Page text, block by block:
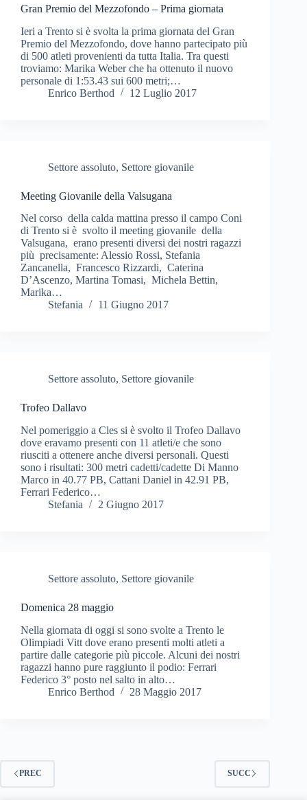
Gran Premio del Mezzofondo – Prima giornata
Ieri a Trento si è svolta la prima giornata del Gran
Premio del Mezzofondo, dove hanno partecipato più
di 500 atleti provenienti da tutta Italia. Tra questi
troviamo: Marika Weber che ha ottenuto il nuovo
personale di 1:53.43 sui 600 metri;…
Enrico Berthod
12 Luglio 2017
Settore assoluto, Settore giovanile
Meeting Giovanile della Valsugana
Nel corso della calda mattina presso il campo Coni
di Trento si è svolto il meeting giovanile della
Valsugana, erano presenti diversi dei nostri ragazzi
più precisamente: Alessio Rossi, Stefania
Zancanella, Francesco Rizzardi, Caterina
D’Ascenzo, Martina Tomasi, Michela Bettin,
Marika…
Stefania
11 Giugno 2017
Settore assoluto, Settore giovanile
Trofeo Dallavo
Nel pomeriggio a Cles si è svolto il Trofeo Dallavo
dove eravamo presenti con 11 atleti/e che sono
riusciti a ottenere anche diversi personali. Questi
sono i risultati: 300 metri cadetti/cadette Di Manno
Marco in 40.77 PB, Cattani Daniel in 42.91 PB,
Ferrari Federico…
Stefania
2 Giugno 2017
Settore assoluto, Settore giovanile
Domenica 28 maggio
Nella giornata di oggi si sono svolte a Trento le
Olimpiadi Vitt dove erano presenti molti atleti a
partire dalle categorie più piccole. Alcuni dei nostri
ragazzi hanno pure raggiunto il podio: Ferrari
Federico 3° posto nel salto in alto…
Enrico Berthod
28 Maggio 2017
PREC SUCC